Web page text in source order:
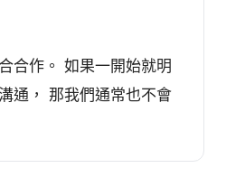
合作。 如果一開始就明
通， 那我們通常也不會